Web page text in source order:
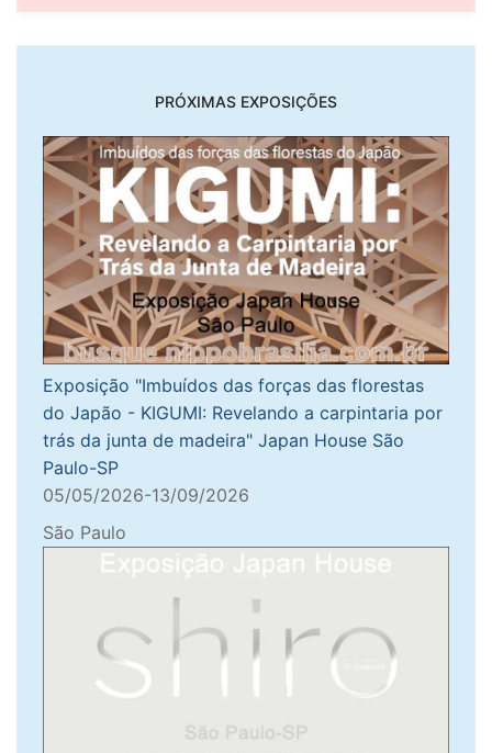
PRÓXIMAS EXPOSIÇÕES
Exposição "Imbuídos das forças das florestas
do Japão - KIGUMI: Revelando a carpintaria por
trás da junta de madeira" Japan House São
Paulo-SP
05/05/2026-13/09/2026
São Paulo